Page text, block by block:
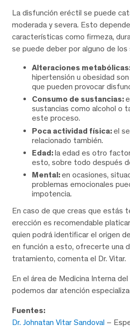
La disfunción eréctil se puede
moderada y severa. Esto
características como firmeza,
se puede deber por alguno de
Alteraciones
hipertensión u obesidad
que pueden provocar
Consumo de sustancias:
sustancias como alcohol o
este proceso.
Poca actividad física:el
relacionado también.
Edad:la edad es otro
esto, sobre todo después
Mental:en ocasiones,
problemas emocionales
impotencia.
En caso de que creas que estás
erección es recomendable
quien podrá identificar el origen
en función a esto, ofrecerte una
tratamiento, comenta el Dr. Vitar.
En el área de Medicina Interna
podemos dar atención
Fuentes:
Dr. Johnatan Vitar Sandoval –